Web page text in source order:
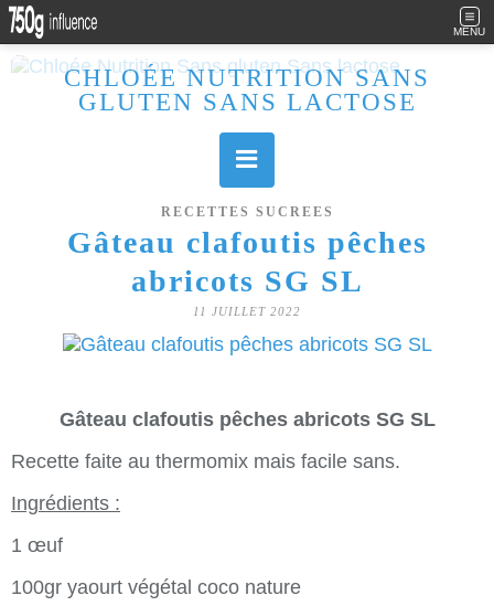
MENU
CHLOÉE NUTRITION SANS
GLUTEN SANS LACTOSE
RECETTES SUCREES
Gâteau clafoutis pêches
abricots SG SL
11 JUILLET 2022
Gâteau clafoutis pêches abricots SG SL
Recette faite au thermomix mais facile sans.
Ingrédients :
1 œuf
100gr yaourt végétal coco nature